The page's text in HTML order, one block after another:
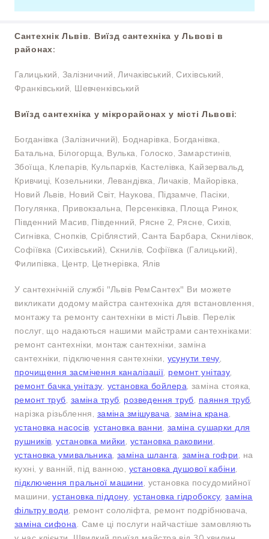
Сантехнік Львів. Виїзд сантехніка у Львові в
районах:
Галицький, Залізничний, Личаківський, Сихівський,
Франківський, Шевченківський
Виїзд сантехніка у мікрорайонах у місті Львові:
Богданівка (Залізничний), Боднарівка, Богданівка,
Батальна, Білогорща, Вулька, Голоско, Замарстинів,
Збоїща, Клепарів, Кульпарків, Кастелівка, Кайзервальд,
Кривчиці, Козельники, Левандівка, Личаків, Майорівка,
Новий Львів, Новий Світ, Наукова, Підзамче, Пасіки,
Погулянка, Привокзальна, Персенківка, Площа Ринок,
Південний Масив, Південний, Рясне 2, Рясне, Сихів,
Сигнівка, Снопків, Сріблястий, Санта Барбара, Скнилівок,
Софіївка (Сихівський), Скнилів, Софіївка (Галицький),
Филипівка, Центр, Цетнерівка, Ялів
У сантехнічній службі "Львів РемСантех" Ви можете
викликати додому майстра сантехніка для встановлення,
монтажу та ремонту сантехніки в місті Львів. Перелік
послуг, що надаються нашими майстрами сантехніками:
ремонт сантехніки, монтаж сантехніки, заміна
сантехніки, підключення сантехніки, усунути течу
прочищення засмічення каналізації ремонт унітазу
ремонт бачка унітазу установка бойлера , заміна стояка,
ремонт труб заміна труб розведення труб паяння труб
нарізка різьблення, заміна змішувача заміна крана
установка насосів ,установка ванни заміна сушарки для
рушників ,установка мийки установка раковини
установка умивальника заміна шланга заміна гофри , на
кухні, у ванній, під ванною, установка душової кабіни
підключення пральної машини , установка посудомийної
машини,установка піддону установка гідробоксу ,заміна
фільтру води , ремонт сололіфта, ремонт подрібнювача,
заміна сифона . Саме ці послуги найчастіше замовляють